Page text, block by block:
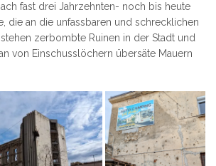
fast drei Jahrzehnten- noch bis heute
die an die unfassbaren und schrecklichen
zerbombte Ruinen in der Stadt und
von Einschusslöchern übersäte Mauern